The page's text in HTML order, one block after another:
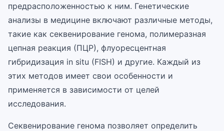
предрасположенностью к ним. Генетические
анализы в медицине включают различные методы,
такие как секвенирование генома, полимеразная
цепная реакция (ПЦР), флуоресцентная
гибридизация in situ (FISH) и другие. Каждый из
этих методов имеет свои особенности и
применяется в зависимости от целей
исследования.
Секвенирование генома позволяет определить